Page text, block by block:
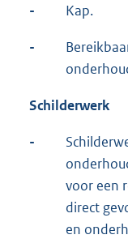
- Kap.
-
Schilderwerk
-
voor een
direct
en